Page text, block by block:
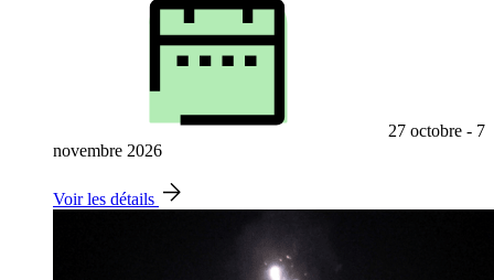
27 octobre - 7
novembre 2026
Voir les détails